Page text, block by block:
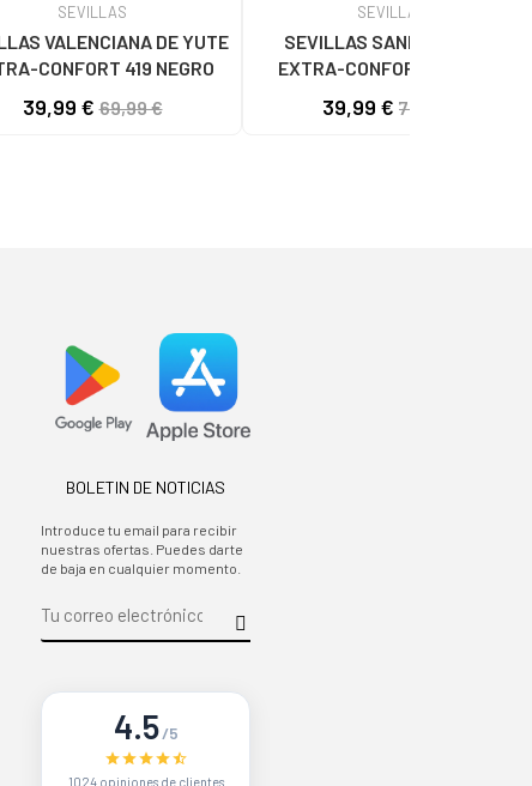
SEVILLAS
VALENCIANA DE YUTE
CONFORT 419 NEGRO
39,99 €69,99 €
SEVILLAS
SEVILLAS SANDALIA PIEL
EXTRA-CONFORT BDA8013
39,99 € 79,99 €
BOLETIN DE NOTICIAS
Introduce tu email para recibir
nuestras ofertas. Puedes darte
de baja en cualquier momento.
4.5/5
1024 opiniones de clientes